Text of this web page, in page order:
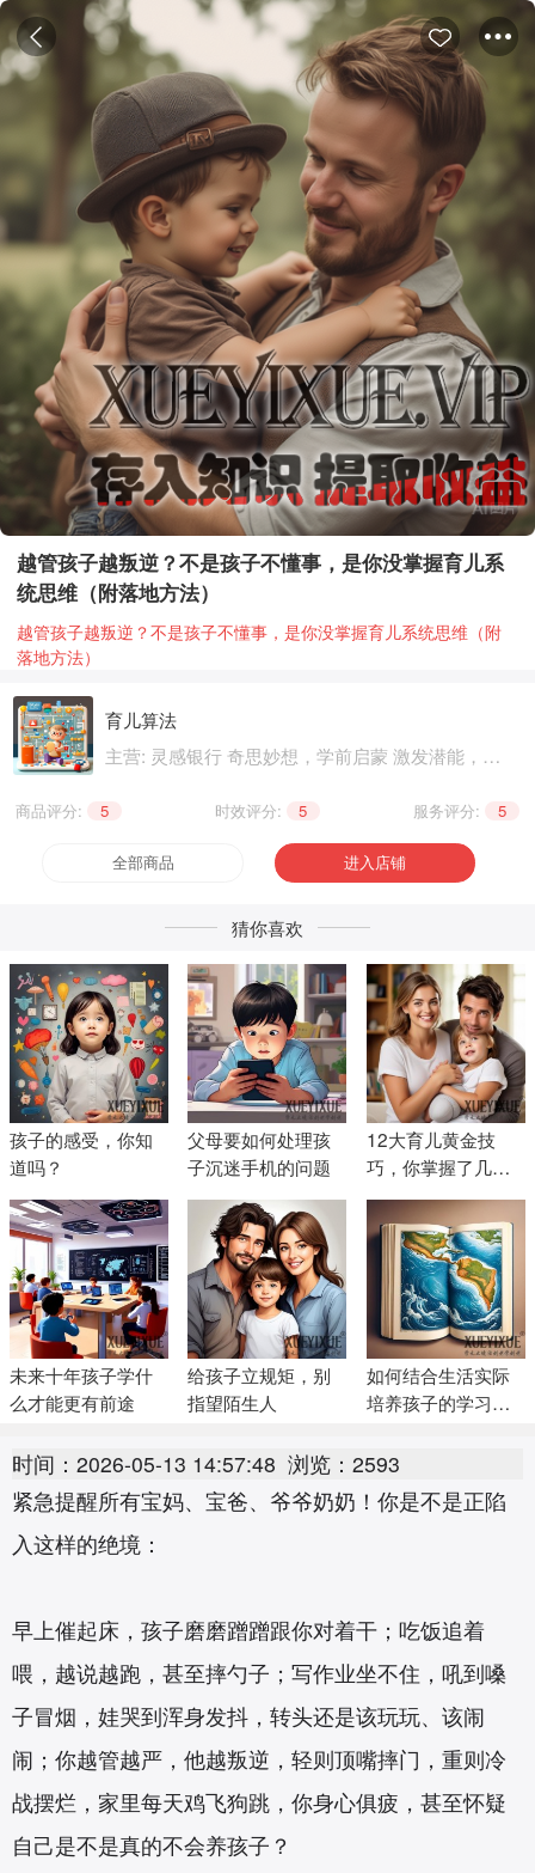
越管孩子越叛逆？不是孩子不懂事，是你没掌握育儿系
统思维（附落地方法）
越管孩子越叛逆？不是孩子不懂事，是你没掌握育儿系统思维（附
落地方法）
育儿算法
主营: 灵感银行 奇思妙想，学前启蒙 激发潜能，基
个性生活，健康养生 精神文化
商品评分: 5 时效评分: 5 服务评分: 5
全部商品 进入店铺
猜你喜欢
孩子的感受，你知
道吗？
父母要如何处理孩
子沉迷手机的问题
12大育儿黄金技
巧，你掌握了几
个？
未来十年孩子学什
么才能更有前途
给孩子立规矩，别
指望陌生人
如何结合生活实际
培养孩子的学习兴
时间：2026-05-13 14:57:48 浏览：2593
紧急提醒所有宝妈、宝爸、爷爷奶奶！你是不是正陷
入这样的绝境：
早上催起床，孩子磨磨蹭蹭跟你对着干；吃饭追着
喂，越说越跑，甚至摔勺子；写作业坐不住，吼到嗓
子冒烟，娃哭到浑身发抖，转头还是该玩玩、该闹
闹；你越管越严，他越叛逆，轻则顶嘴摔门，重则冷
战摆烂，家里每天鸡飞狗跳，你身心俱疲，甚至怀疑
自己是不是真的不会养孩子？